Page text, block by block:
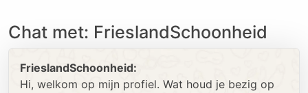
Chat met: FrieslandSchoonheid
FrieslandSchoonheid:
Hi, welkom op mijn profiel. Wat houd je bezig op